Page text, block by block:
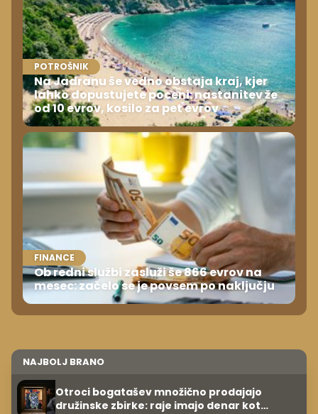
POTROŠNIK
Na Jadranu še vedno obstaja kraj, kjer
lahko dopustujete poceni: nastanitev že
od 10 evrov, kosilo za pet evrov
FINANCE
Ob redni službi zasluži še 866 evrov na
mesec: začelo se je povsem po naključju
NAJBOLJ BRANO
Otroci bogatašev množično prodajajo
družinske zbirke: raje imajo denar kot